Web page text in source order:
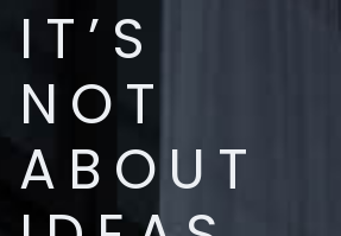
IT’S
NOT
ABOUT